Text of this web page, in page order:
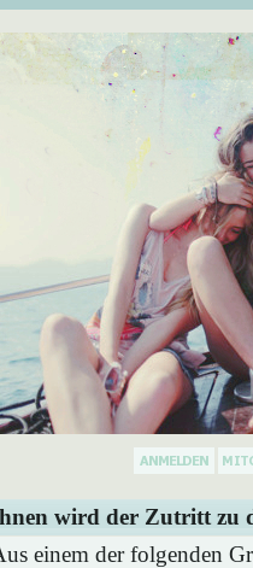
wird der Zutritt zu
einem der folgenden